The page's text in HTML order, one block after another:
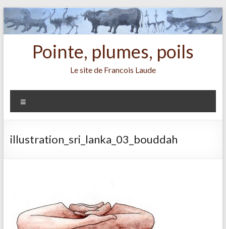
Aller
au
contenu
Pointe, plumes, poils
Le site de Francois Laude
illustration_sri_lanka_03_bouddah